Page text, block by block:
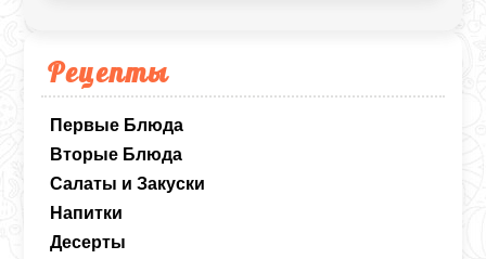
Рецепты
Первые Блюда
Вторые Блюда
Салаты и Закуски
Напитки
Десерты